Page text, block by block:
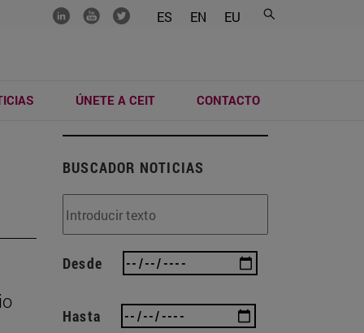
ES EN EU
....... ....... .......
ÚNETE A CEIT CONTACTO
BUSCADOR NOTICIAS
Desde
Hasta